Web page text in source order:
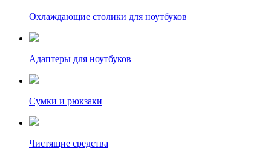
Охлаждающие столики для ноутбуков
Адаптеры для ноутбуков
Сумки и рюкзаки
Чистящие средства